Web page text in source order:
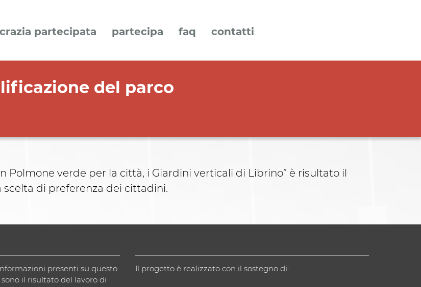
partecipata partecipa faq contatti
del parco
Polmone verde per la città, i Giardini verticali di Librino” è risultato il
di preferenza dei cittadini.
presenti su questo
il risultato del lavoro di
Il progetto è realizzato con il sostegno di: